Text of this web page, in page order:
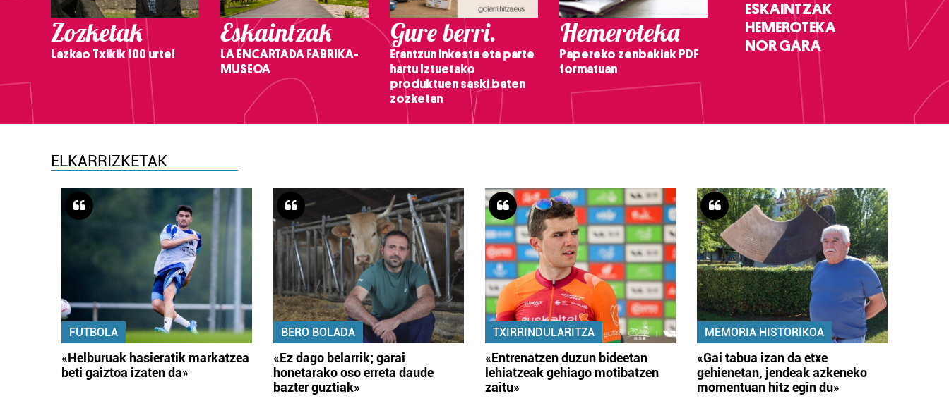
Zozketak
Lazkao Txikik 100 urte!
Eskaintzak
LA ENCARTADA FABRIKA-
MUSEOA
Gure berri.
Erantzun inkesta eta parte
hartu Iztuetako
produktuen saski baten
zozketan
Hemeroteka
Papereko zenbakiak PDF
formatuan
ESKAINTZAK
HEMEROTEKA
NOR GARA
ELKARRIZKETAK
FUTBOLA
«Helburuak hasieratik markatzea
beti gaiztoa izaten da»
BERO BOLADA
«Ez dago belarrik; garai
honetarako oso erreta daude
bazter guztiak»
TXIRRINDULARITZA
«Entrenatzen duzun bideetan
lehiatzeak gehiago motibatzen
zaitu»
MEMORIA HISTORIKOA
«Gai tabua izan da etxe
gehienetan, jendeak azkeneko
momentuan hitz egin du»